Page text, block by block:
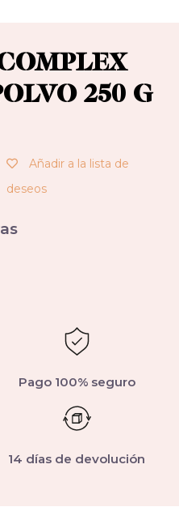
250 G
Añadir a la lista de
deseos
Pago 100% seguro
14 días de devolución